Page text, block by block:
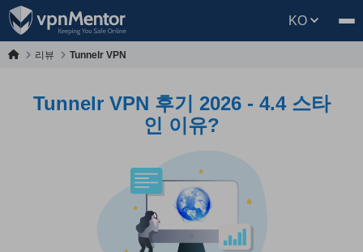
KO
리뷰 Tunnelr VPN
Tunnelr VPN 후기 2026 - 4.4 스타
인 이유?